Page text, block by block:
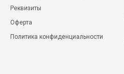
Реквизиты
Оферта
Политика конфиденциальности